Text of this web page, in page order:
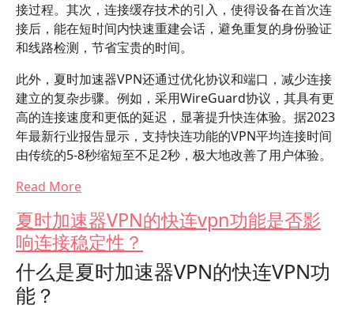
接过程。其次，连接缓存技术的引入，使得设备在首次连
接后，能在短时间内快速重建会话，避免重复的身份验证
和线路检测，节省宝贵的时间。
此外，夏时加速器VPN还通过优化协议和端口，减少连接
建立的复杂步骤。例如，采用WireGuard协议，其具有更
高的连接速度和更低的延迟，显著提升快连体验。据2023
年最新行业报告显示，支持快连功能的VPN平均连接时间
由传统的5-8秒缩短至不足2秒，极大地改善了用户体验。
Read More
夏时加速器VPN的快连vpn功能是否影
响连接稳定性？
什么是夏时加速器VPN的快连VPN功
能？